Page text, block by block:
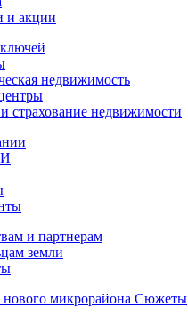
и акции
недвижимость
страхование недвижимости
и партнерам
земли
нового микрорайона Сюжеты